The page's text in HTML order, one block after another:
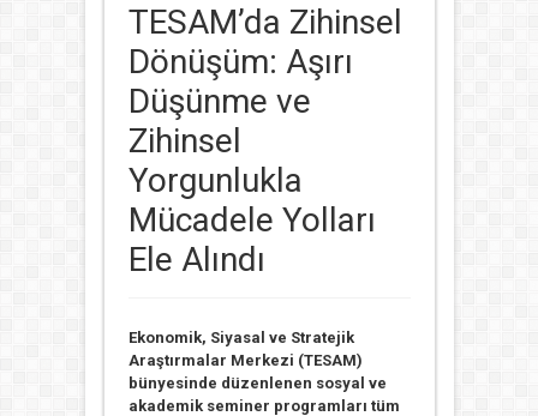
TESAM’da Zihinsel
Dönüşüm: Aşırı
Düşünme ve
Zihinsel
Yorgunlukla
Mücadele Yolları
Ele Alındı
Ekonomik, Siyasal ve Stratejik
Araştırmalar Merkezi (TESAM)
bünyesinde düzenlenen sosyal ve
akademik seminer programları tüm